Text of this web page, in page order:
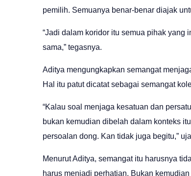
pemilih. Semuanya benar-benar diajak
“Jadi dalam koridor itu semua pihak
sama,” tegasnya.
Aditya mengungkapkan semangat
Hal itu patut dicatat sebagai semangat
“Kalau soal menjaga kesatuan dan
bukan kemudian dibelah dalam konteks
persoalan dong. Kan tidak juga begitu,”
Menurut Aditya, semangat itu harusnya
harus menjadi perhatian. Bukan